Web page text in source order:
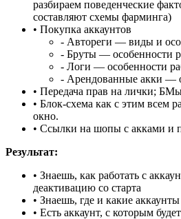
разбираем поведенческие
составляют схемы фарминга)
• Покупка аккаунтов
- Автореги — виды и
- Бруты — особенности
- Логи — особенности
- Арендованные акки —
• Передача прав на лички;
• Блок-схема как с этим всем
окно.
• Ссылки на шопы с акками и
Результат:
• Знаешь, как работать с
деактивацию со старта
• Знаешь, где и какие
• Есть аккаунт, с которым